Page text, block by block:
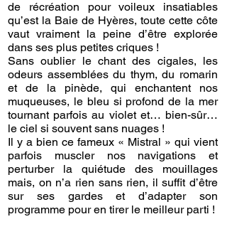
de récréation pour voileux insatiables
qu’est la Baie de Hyères, toute cette côte
vaut vraiment la peine d’être explorée
dans ses plus petites criques !
Sans oublier le chant des cigales, les
odeurs assemblées du thym, du romarin
et de la pinède, qui enchantent nos
muqueuses, le bleu si profond de la mer
tournant parfois au violet et… bien-sûr…
le ciel si souvent sans nuages !
Il y a bien ce fameux « Mistral » qui vient
parfois muscler nos navigations et
perturber la quiétude des mouillages
mais, on n’a rien sans rien, il suffit d’être
sur ses gardes et d’adapter son
programme pour en tirer le meilleur parti !